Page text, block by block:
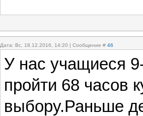
Дата: Вс, 18.12.2016, 14:20 | Сообщение # 46
У нас учащиеся
пройти 68 часов
выбору.Раньше